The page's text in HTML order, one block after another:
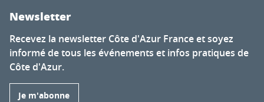
Newsletter
Recevez la newsletter Côte d'Azur France et soyez
informé de tous les événements et infos pratiques de
Côte d'Azur.
Je m'abonne